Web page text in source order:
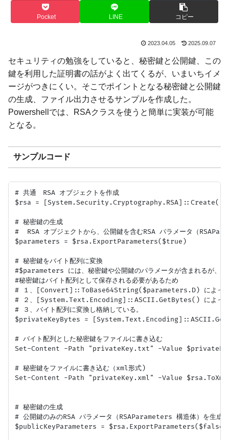
Pocket LINE コピー
2023.04.05 2025.09.07
セキュリティの勉強をしていると、秘密鍵と公開鍵、この
鍵を利用した証明書の話がよく出てくるが、いまいちイメ
ージがつきにくい。そこでポイントとなる秘密鍵と公開鍵
の生成、ファイル出力させるサンプルを作成した。
Powershellでは、RSAクラスを使うと簡単に実装が可能
となる。
サンプルコード
# 共通　RSA オブジェクトを作成
$rsa = [System.Security.Cryptography.RSA]::Create()
# 秘密鍵の生成
#  RSA オブジェクトから、公開鍵を含むRSA パラメータ（
$parameters = $rsa.ExportParameters($true)
# 秘密鍵をバイト配列に変換
#$parameters には、秘密鍵や公開鍵のパラメータが含まれるが、う
#秘密鍵はバイト配列として保存される必要があるため
# １、[Convert]::ToBase64String($parameters.D) によって
# ２、[System.Text.Encoding]::ASCII.GetBytes() によって
# ３、バイト配列に変換し格納している。
$privateKeyBytes =
# バイト配列とした秘密鍵をファイルに書き込む
Set-Content -Path "privateKey.txt" -Value
# 秘密鍵をファイルに書き込む（xml形式)
Set-Content -Path "privateKey.xml" -Value
# 秘密鍵の生成
# 公開鍵のみのRSA パラメータ（RSAParameters 構造体）を生成
$publicKeyParameters = $rsa.ExportParameters($false)